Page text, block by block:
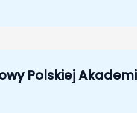
Polskiej